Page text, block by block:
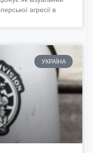
агресії в
УКРАЇНА